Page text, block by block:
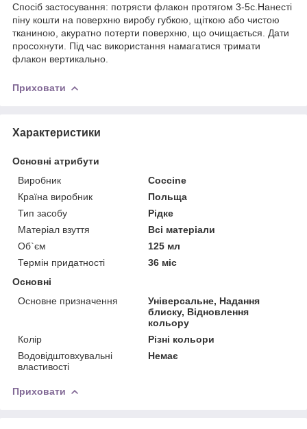
Спосіб застосування: потрясти флакон протягом 3-5с.Нанесті
піну кошти на поверхню виробу губкою, щіткою або чистою
тканиною, акуратно потерти поверхню, що очищається. Дати
просохнути. Під час використання намагатися тримати
флакон вертикально.
Приховати
Характеристики
Основні атрибути
Виробник
Coccine
Країна виробник
Польща
Тип засобу
Рідке
Матеріал взуття
Всі матеріали
Об`єм
125 мл
Термін придатності
36 міс
Основні
Основне призначення
Універсальне, Надання
блиску, Відновлення
кольору
Колір
Різні кольори
Водовідштовхувальні
властивості
Немає
Приховати